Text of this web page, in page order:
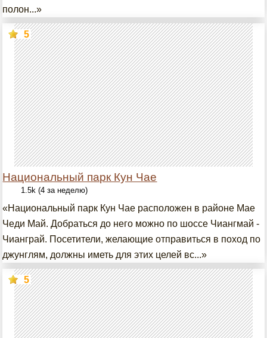
полон...»
Национальный парк Кун Чае
5
1.5k (4 за неделю)
«Национальный парк Кун Чае расположен в районе Мае
Чеди Май. Добраться до него можно по шоссе Чиангмай -
Чианграй. Посетители, желающие отправиться в поход по
джунглям, должны иметь для этих целей вс...»
5